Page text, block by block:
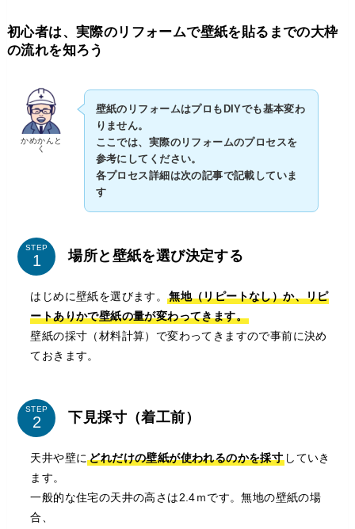
初心者は、実際のリフォームで壁紙を貼るまでの大枠
の流れを知ろう
かめかんと
く
壁紙のリフォームはプロもDIYでも基本変わ
りません。
ここでは、実際のリフォームのプロセスを
参考にしてください。
各プロセス詳細は次の記事で記載していま
す
STEP
場所と壁紙を選び決定する
はじめに壁紙を選びます。無地（リピートなし）か、リピ
ートありかで壁紙の量が変わってきます。
壁紙の採寸（材料計算）で変わってきますので事前に決め
ておきます。
STEP
下見採寸（着工前）
天井や壁にどれだけの壁紙が使われるのかを採寸 していき
ます。
一般的な住宅の天井の高さは2.4ｍです。無地の壁紙の場
合、